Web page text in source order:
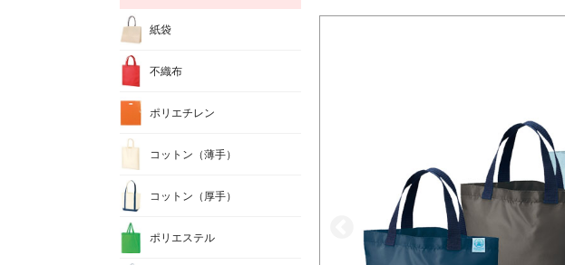
紙袋
不織布
ポリエチレン
コットン（薄手）
コットン（厚手）
ポリエステル